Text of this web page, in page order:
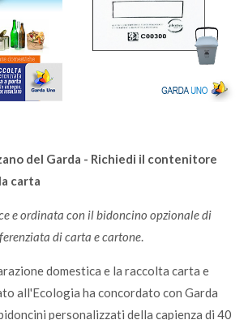
del Garda - Richiedi il contenitore
carta
e ordinata con il bidoncino opzionale di
di carta e cartone.
domestica e la raccolta carta e
all'Ecologia ha concordato con Garda
personalizzati della capienza di 40